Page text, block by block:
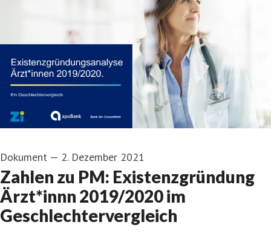
Dokument — 2. Dezember 2021
Zahlen zu PM: Existenzgründung
Ärzt*innn 2019/2020 im
Geschlechtervergleich